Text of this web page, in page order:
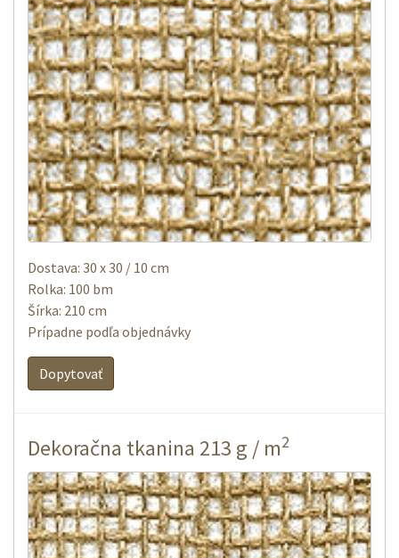
Dostava: 30 x 30 / 10 cm
Rolka: 100 bm
Šírka: 210 cm
Prípadne podľa objednávky
Dopytovať
Dekoračna tkanina 213 g / m2